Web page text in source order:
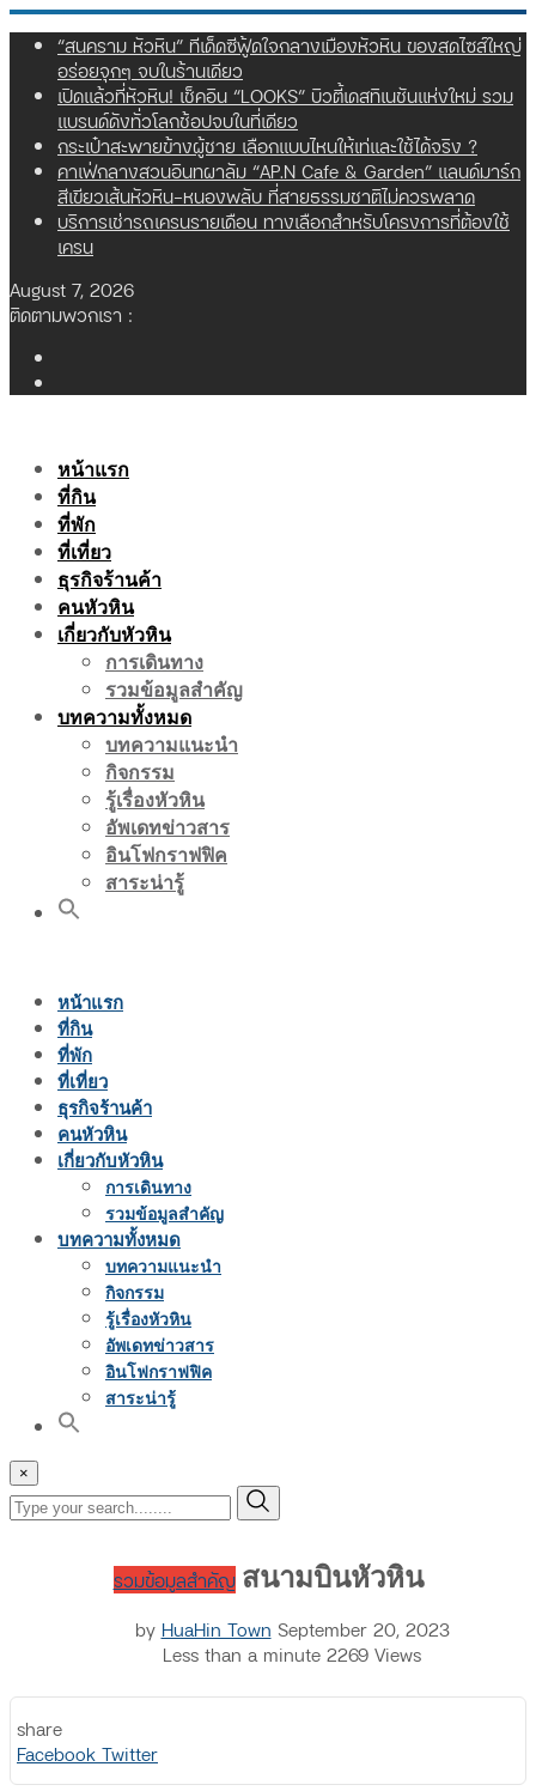
Skip
content
“สนคราม หัวหิน” ทีเด็ดซีฟู้ดใจกลางเมืองหัวหิน ของสดไซส์ใหญ่
อร่อยจุกๆ จบในร้านเดียว
เปิดแล้วที่หัวหิน! เช็คอิน “LOOKS” บิวตี้เดสทิเนชันแห่งใหม่ รวม
แบรนด์ดังทั่วโลกช้อปจบในที่เดียว
กระเป๋าสะพายข้างผู้ชาย เลือกแบบไหนให้เท่และใช้ได้จริง ?
คาเฟ่กลางสวนอินทผาลัม “AP.N Cafe & Garden” แลนด์มาร์ก
สีเขียวเส้นหัวหิน-หนองพลับ ที่สายธรรมชาติไม่ควรพลาด
บริการเช่ารถเครนรายเดือน ทางเลือกสำหรับโครงการที่ต้องใช้
เครน
August 7, 2026
ติดตามพวกเรา :
หน้าแรก
ที่กิน
ที่พัก
ที่เที่ยว
ธุรกิจร้านค้า
คนหัวหิน
เกี่ยวกับหัวหิน
การเดินทาง
รวมข้อมูลสำคัญ
บทความทั้งหมด
บทความแนะนำ
กิจกรรม
รู้เรื่องหัวหิน
อัพเดทข่าวสาร
อินโฟกราฟฟิค
สาระน่ารู้
หน้าแรก
ที่กิน
ที่พัก
ที่เที่ยว
ธุรกิจร้านค้า
คนหัวหิน
เกี่ยวกับหัวหิน
การเดินทาง
รวมข้อมูลสำคัญ
บทความทั้งหมด
บทความแนะนำ
กิจกรรม
รู้เรื่องหัวหิน
อัพเดทข่าวสาร
อินโฟกราฟฟิค
สาระน่ารู้
×
รวมข้อมูลสำคัญ สนามบินหัวหิน
by HuaHin Town September 20, 2023
Less than a minute 2269 Views
share
Facebook TwitterPrint
Share
via